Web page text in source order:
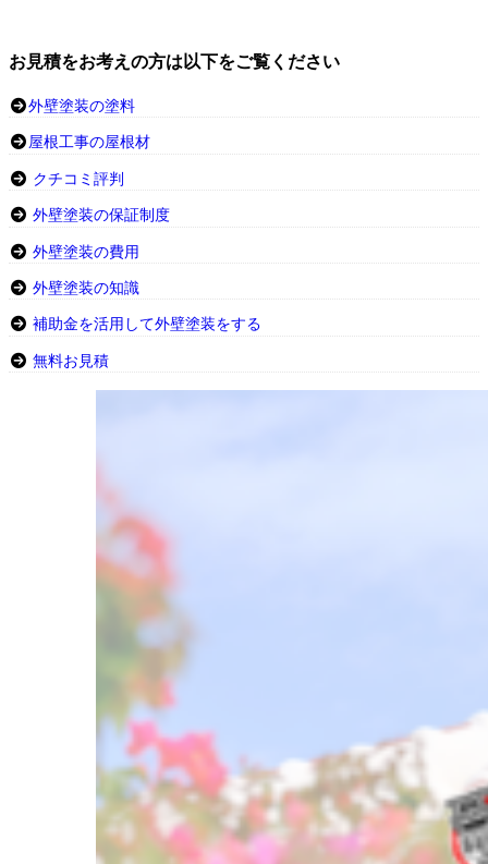
お見積をお考えの方は以下をご覧ください
外壁塗装の塗料
屋根工事の屋根材
クチコミ評判
外壁塗装の保証制度
外壁塗装の費用
外壁塗装の知識
補助金を活用して外壁塗装をする
無料お見積